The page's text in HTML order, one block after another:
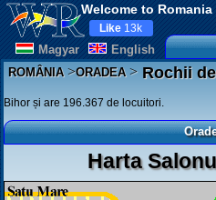
Welcome to Romania
Magyar English
Like 13k
ROMÂNIA>ORADEA>Rochii
Bihor și are 196.367 de locuitori.
Harta